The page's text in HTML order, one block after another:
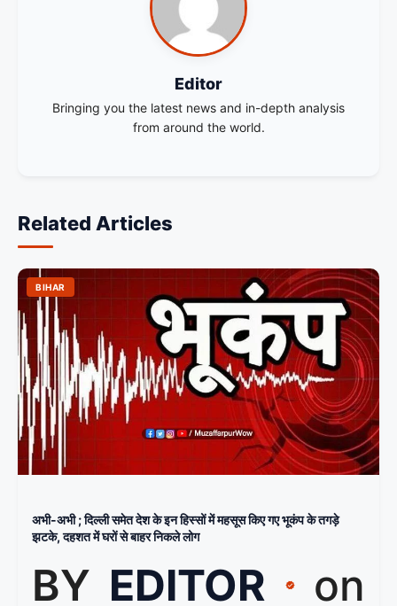
Editor
Bringing you the latest news and in-depth analysis
from around the world.
Related Articles
BIHAR
अभी-अभी ; दिल्ली समेत देश के इन हिस्सों में महसूस किए गए भूकंप के तगड़े
झटके, दहशत में घरों से बाहर निकले लोग
BY EDITOR
on